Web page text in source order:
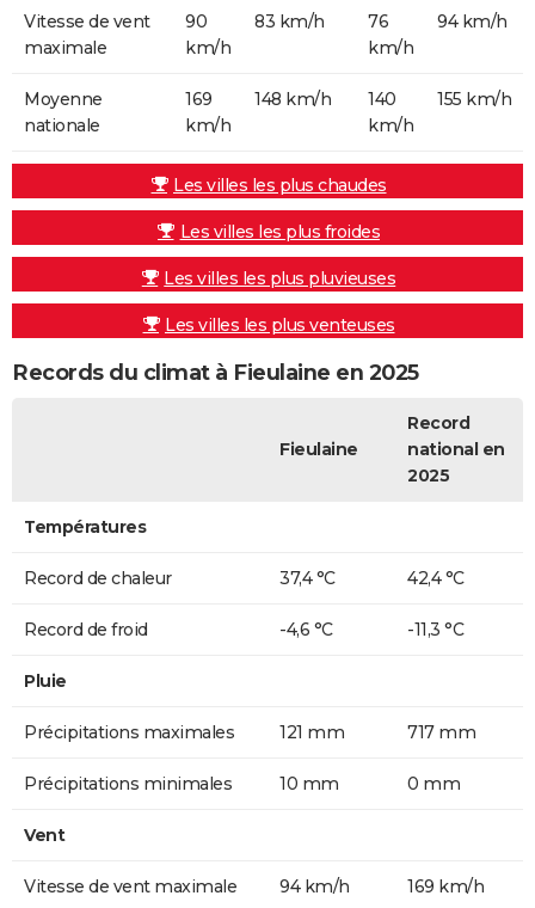
Vitesse de vent
maximale
90
km/h
83 km/h
76
km/h
94 km/h
Moyenne
nationale
169
km/h
148 km/h
140
km/h
155 km/h
Les villes les plus chaudes
Les villes les plus froides
Les villes les plus pluvieuses
Les villes les plus venteuses
Records du climat à Fieulaine en 2025
Fieulaine
Record
national en
2025
Températures
Record de chaleur 37,4 °C 42,4 °C
Record de froid -4,6 °C -11,3 °C
Pluie
Précipitations maximales 121 mm 717 mm
Précipitations minimales 10 mm 0 mm
Vent
Vitesse de vent maximale 94 km/h 169 km/h